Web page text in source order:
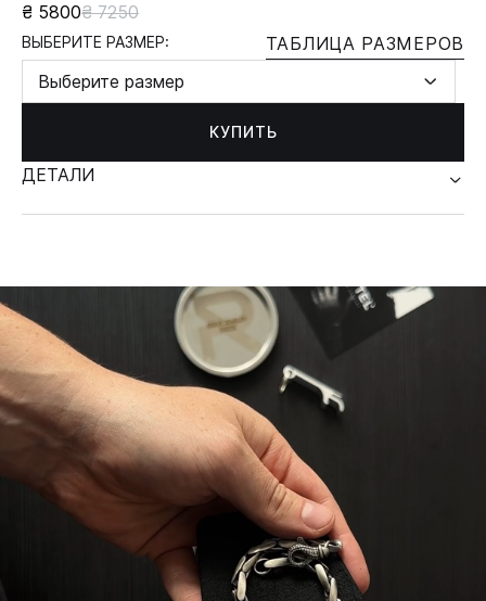
₴ 5800₴ 7250
ВЫБЕРИТЕ РАЗМЕР:
ТАБЛИЦА РАЗМЕРОВ
Выберите размер
КУПИТЬ
ДЕТАЛИ